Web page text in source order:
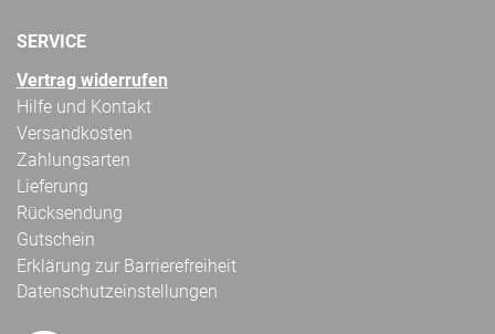
SERVICE
Vertrag widerrufen
Hilfe und Kontakt
Versandkosten
Zahlungsarten
Lieferung
Rücksendung
Gutschein
Erklärung zur Barrierefreiheit
Datenschutzeinstellungen